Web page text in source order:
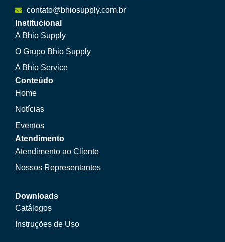
contato@bhiosupply.com.br
Institucional
A Bhio Supply
O Grupo Bhio Supply
A Bhio Service
Conteúdo
Home
Notícias
Eventos
Atendimento
Atendimento ao Cliente
Nossos Representantes
Downloads
Catálogos
Instruções de Uso